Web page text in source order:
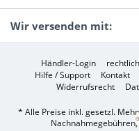
Wir versenden mit:
Händler-Login
Hilfe / Support
Kontakt
Widerrufsrecht
* Alle Preise inkl. gesetzl.